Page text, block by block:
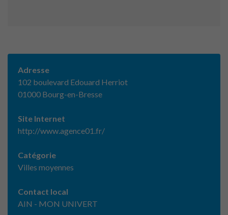
Adresse
102 boulevard Edouard Herriot
01000 Bourg-en-Bresse
Site Internet
http://www.agence01.fr/
Catégorie
Villes moyennes
Contact local
AIN - MON UNIVERT